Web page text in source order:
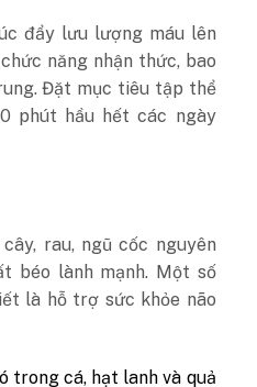
đẩy lưu lượng máu lên
năng nhận thức, bao
Đặt mục tiêu tập thể
phút hầu hết các ngày
rau, ngũ cốc nguyên
béo lành mạnh. Một số
là hỗ trợ sức khỏe não
trong cá, hạt lanh và quả